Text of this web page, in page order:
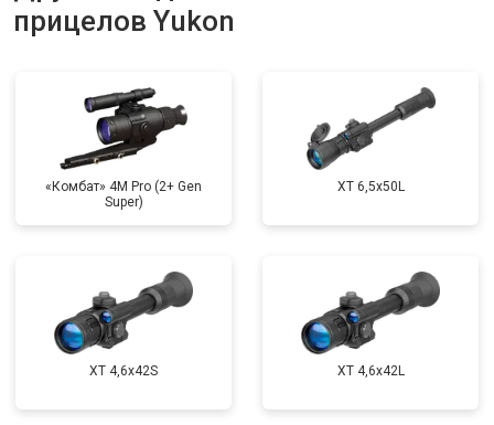
прицелов Yukon
«Комбат» 4M Pro (2+ Gen
Super)
XT 6,5x50L
XT 4,6x42S XT 4,6x42L